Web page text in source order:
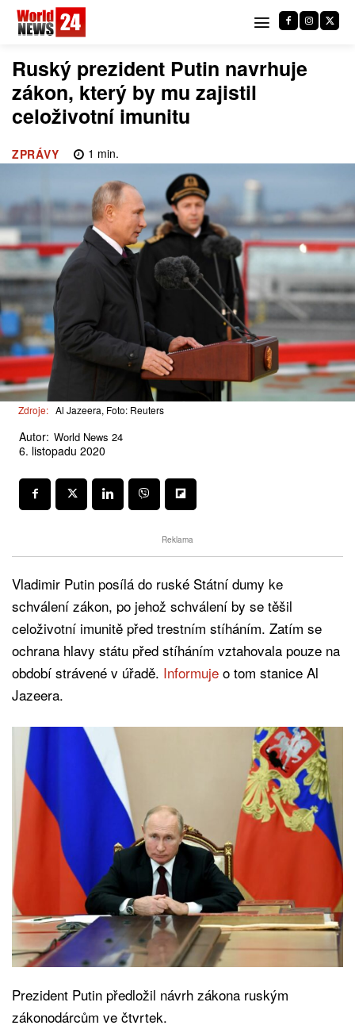
Ruský prezident Putin navrhuje
zákon, který by mu zajistil
celoživotní imunitu
ZPRÁVY 1 min.
Zdroje: Al Jazeera, Foto: Reuters
Autor: World News 24
6. listopadu 2020
Reklama
Vladimir Putin posílá do ruské Státní dumy ke
schválení zákon, po jehož schválení by se těšil
celoživotní imunitě před trestním stíháním. Zatím se
ochrana hlavy státu před stíháním vztahovala pouze na
období strávené v úřadě. Informuje o tom stanice Al
Jazeera.
Prezident Putin předložil návrh zákona ruským
zákonodárcům ve čtvrtek.